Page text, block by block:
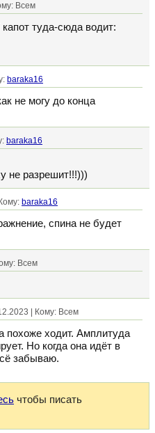
Всем
туда-сюда водит:
baraka16
не могу до конца
baraka16
не разрешит!!!)))
baraka16
спина не будет
Всем
| Кому: Всем
похоже ходит. Амплитуда
Но когда она идёт в
забываю.
чтобы писать